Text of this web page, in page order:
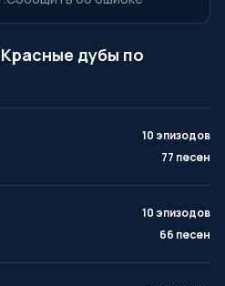
дубы по
10 эпизодов
77 песен
10 эпизодов
66 песен